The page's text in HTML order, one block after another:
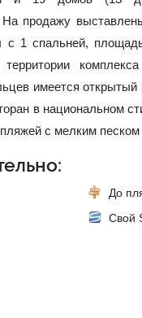
продажу
с 1 спальней,
имеется открытый
в национальном
с мелким песком
До
Свой